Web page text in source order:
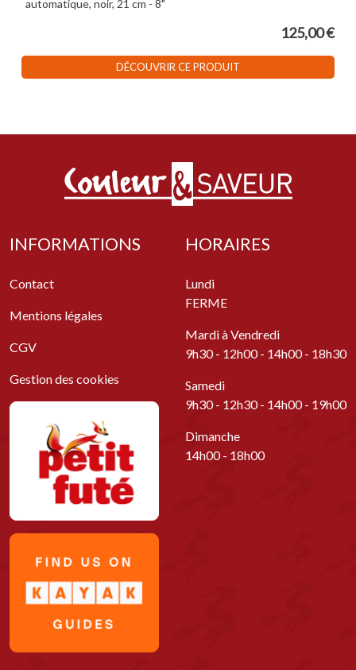
automatique, noir, 21 cm - 8"
125,00 €
DÉCOUVRIR CE PRODUIT
INFORMATIONS
Contact
Mentions légales
CGV
Gestion des cookies
HORAIRES
Lundi
FERME
Mardi à Vendredi
9h30 - 12h00 - 14h00 - 18h30
Samedi
9h30 - 12h30 - 14h00 - 19h00
Dimanche
14h00 - 18h00